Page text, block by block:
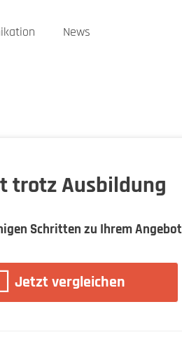
News
trotz Ausbildung
Schritten zu Ihrem Angebot
Jetzt vergleichen